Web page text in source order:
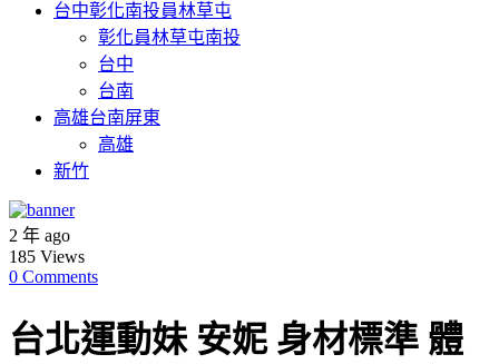
台中彰化南投員林草屯
彰化員林草屯南投
台中
台南
高雄台南屏東
高雄
新竹
2 年 ago
185 Views
0 Comments
台北運動妹 安妮 身材標準 體